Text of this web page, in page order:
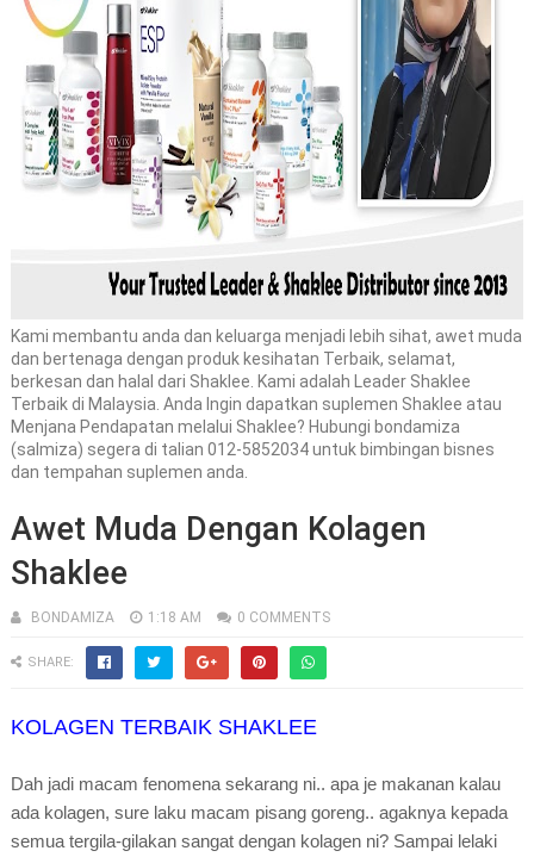
Kami membantu anda dan keluarga menjadi lebih sihat, awet muda
dan bertenaga dengan produk kesihatan Terbaik, selamat,
berkesan dan halal dari Shaklee. Kami adalah Leader Shaklee
Terbaik di Malaysia. Anda Ingin dapatkan suplemen Shaklee atau
Menjana Pendapatan melalui Shaklee? Hubungi bondamiza
(salmiza) segera di talian 012-5852034 untuk bimbingan bisnes
dan tempahan suplemen anda.
Awet Muda Dengan Kolagen
Shaklee
BONDAMIZA 1:18 AM 0 COMMENTS
SHARE:
KOLAGEN TERBAIK SHAKLEE
Dah jadi macam fenomena sekarang ni.. apa je makanan kalau
ada kolagen, sure laku macam pisang goreng.. agaknya kepada
semua tergila-gilakan sangat dengan kolagen ni? Sampai lelaki